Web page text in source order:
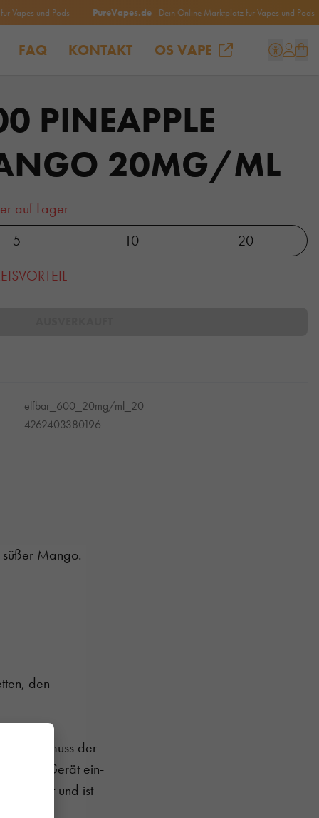
und Pods PureVapes.de- Dein Online Marktplatz für Vapes und Pods
FAQ KONTAKT OS VAPE
PINEAPPLE
20MG/ML
auf Lager
5 10 20
elfbar_600_20mg/ml_20
4262403380196
süßer Mango.
den
Dabei muss der
das Gerät ein-
und ist